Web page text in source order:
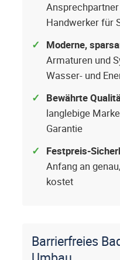
Handwerker für
Moderne,
Armaturen und
Wasser- und
Bewährte
langlebige
Garantie
Festpreis-
Anfang an
kostet
Barrierfreies